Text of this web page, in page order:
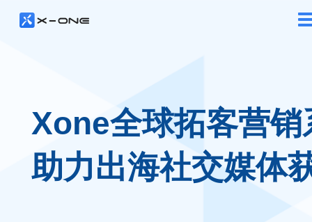
Xone全球拓客营销
助力出海社交媒体